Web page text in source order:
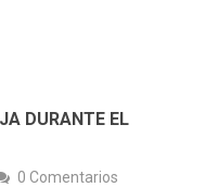
DURANTE EL
0 Comentarios